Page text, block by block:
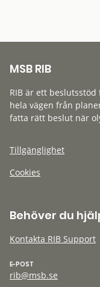
MSB RIB
RIB är ett
hela vägen från
fatta rätt beslut när
Tillgänglighet
Cookies
Behöver du
Kontakta RIB Support
E-POST
rib@msb.se